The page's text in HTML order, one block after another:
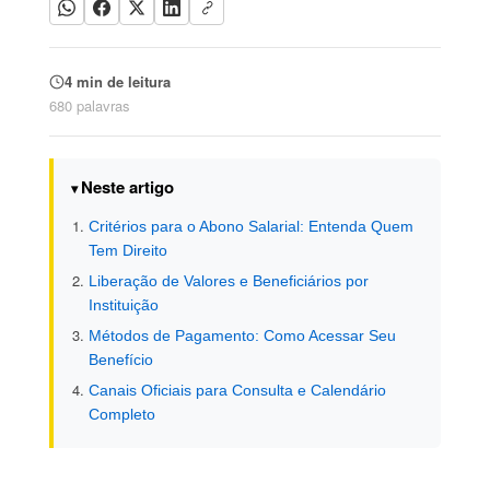
4 min de leitura
680 palavras
Neste artigo
Critérios para o Abono Salarial: Entenda Quem
Tem Direito
Liberação de Valores e Beneficiários por
Instituição
Métodos de Pagamento: Como Acessar Seu
Benefício
Canais Oficiais para Consulta e Calendário
Completo